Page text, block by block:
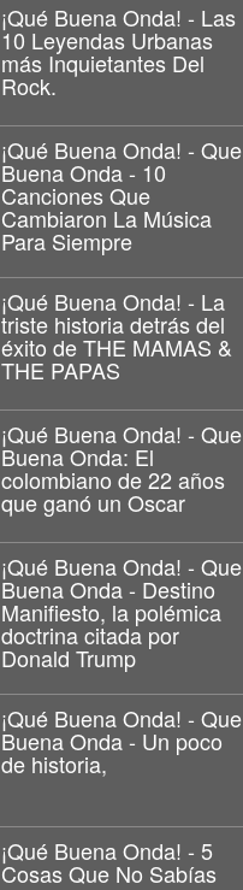
¡Qué Buena Onda! - Las
10 Leyendas Urbanas
más Inquietantes Del
Rock.
¡Qué Buena Onda! - Que
Buena Onda - 10
Canciones Que
Cambiaron La Música
Para Siempre
¡Qué Buena Onda! - La
triste historia detrás del
éxito de THE MAMAS &
THE PAPAS
¡Qué Buena Onda! - Que
Buena Onda: El
colombiano de 22 años
que ganó un Oscar
¡Qué Buena Onda! - Que
Buena Onda - Destino
Manifiesto, la polémica
doctrina citada por
Donald Trump
¡Qué Buena Onda! - Que
Buena Onda - Un poco
de historia,
¡Qué Buena Onda! - 5
Cosas Que No Sabías